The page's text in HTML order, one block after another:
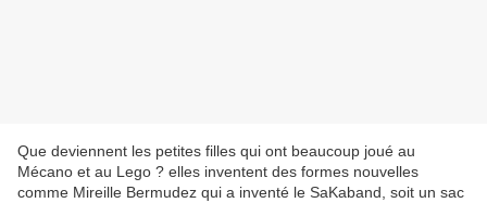
Que deviennent les petites filles qui ont beaucoup joué au
Mécano et au Lego ? elles inventent des formes nouvelles
comme Mireille Bermudez qui a inventé le SaKaband, soit un sac